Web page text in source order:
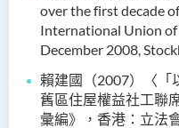
over the first decade
International Union
December 2008,
賴建國（2007）〈「
舊區住屋權益社工聯
彙編》，香港：立法